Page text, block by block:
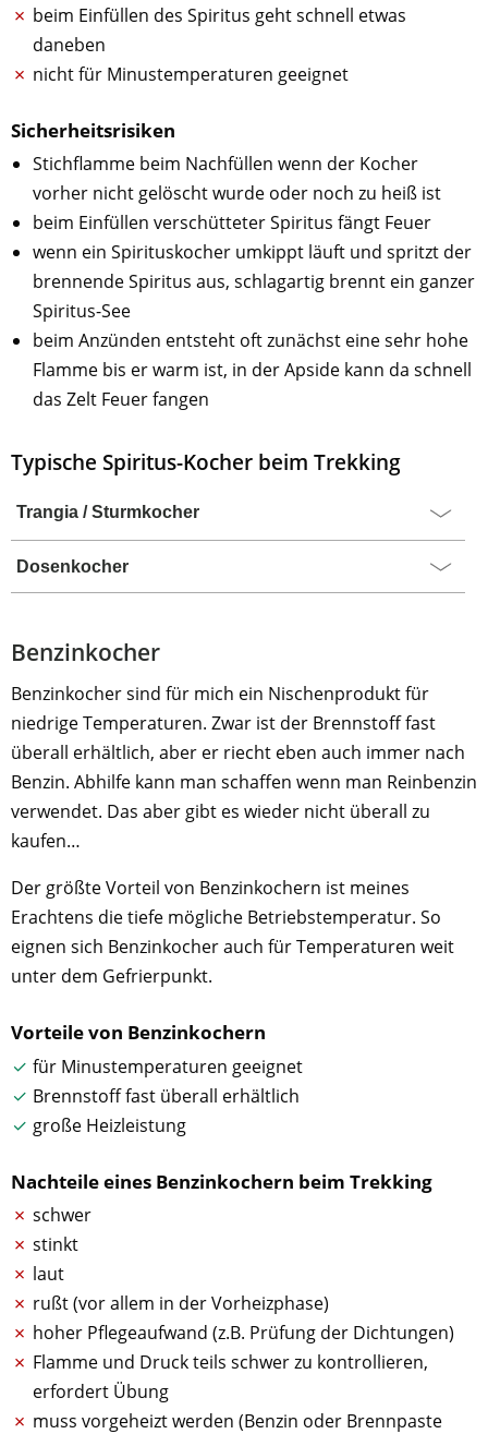
beim Einfüllen des Spiritus geht schnell etwas
daneben
nicht für Minustemperaturen geeignet
Sicherheitsrisiken
Stichflamme beim Nachfüllen wenn der Kocher
vorher nicht gelöscht wurde oder noch zu heiß ist
beim Einfüllen verschütteter Spiritus fängt Feuer
wenn ein Spirituskocher umkippt läuft und spritzt der
brennende Spiritus aus, schlagartig brennt ein ganzer
Spiritus-See
beim Anzünden entsteht oft zunächst eine sehr hohe
Flamme bis er warm ist, in der Apside kann da schnell
das Zelt Feuer fangen
Typische Spiritus-Kocher beim Trekking
Trangia / Sturmkocher
Dosenkocher
Benzinkocher
Benzinkocher sind für mich ein Nischenprodukt für
niedrige Temperaturen. Zwar ist der Brennstoff fast
überall erhältlich, aber er riecht eben auch immer nach
Benzin. Abhilfe kann man schaffen wenn man Reinbenzin
verwendet. Das aber gibt es wieder nicht überall zu
kaufen…
Der größte Vorteil von Benzinkochern ist meines
Erachtens die tiefe mögliche Betriebstemperatur. So
eignen sich Benzinkocher auch für Temperaturen weit
unter dem Gefrierpunkt.
Vorteile von Benzinkochern
für Minustemperaturen geeignet
Brennstoff fast überall erhältlich
große Heizleistung
Nachteile eines Benzinkochern beim Trekking
schwer
stinkt
laut
rußt (vor allem in der Vorheizphase)
hoher Pflegeaufwand (z.B. Prüfung der Dichtungen)
Flamme und Druck teils schwer zu kontrollieren,
erfordert Übung
muss vorgeheizt werden (Benzin oder Brennpaste